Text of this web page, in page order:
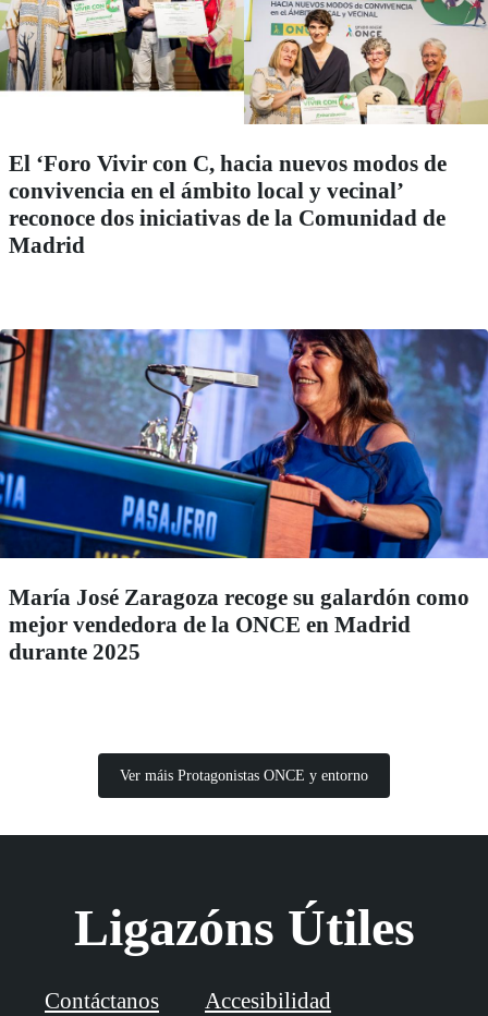
El ‘Foro Vivir con C, hacia nuevos modos de
convivencia en el ámbito local y vecinal’
reconoce dos iniciativas de la Comunidad de
Madrid
María José Zaragoza recoge su galardón como
mejor vendedora de la ONCE en Madrid
durante 2025
Ver máis Protagonistas ONCE y entorno
Ligazóns Útiles
Contáctanos Accesibilidad